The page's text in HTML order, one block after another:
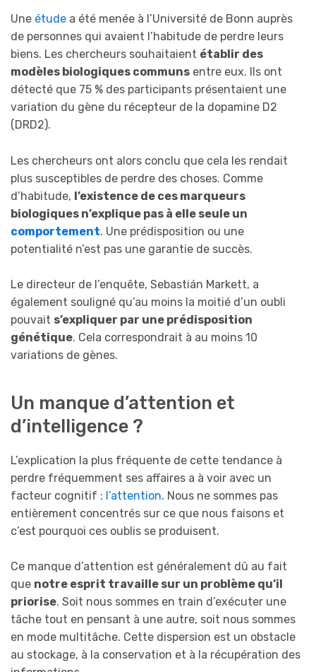
Une étude a été menée à l’Université de Bonn auprès
de personnes qui avaient l’habitude de perdre leurs
biens. Les chercheurs souhaitaient établir des
modèles biologiques communs entre eux. Ils ont
détecté que 75 % des participants présentaient une
variation du gène du récepteur de la dopamine D2
(DRD2).
Les chercheurs ont alors conclu que cela les rendait
plus susceptibles de perdre des choses. Comme
d’habitude, l’existence de ces marqueurs
biologiques n’explique pas à elle seule un
comportement. Une prédisposition ou une
potentialité n’est pas une garantie de succès.
Le directeur de l’enquête, Sebastián Markett, a
également souligné qu’au moins la moitié d’un oubli
pouvait s’expliquer par une prédisposition
génétique. Cela correspondrait à au moins 10
variations de gènes.
Un manque d’attention et
d’intelligence ?
L’explication la plus fréquente de cette tendance à
perdre fréquemment ses affaires a à voir avec un
facteur cognitif : l’attention. Nous ne sommes pas
entièrement concentrés sur ce que nous faisons et
c’est pourquoi ces oublis se produisent.
Ce manque d’attention est généralement dû au fait
que notre esprit travaille sur un problème qu’il
priorise. Soit nous sommes en train d’exécuter une
tâche tout en pensant à une autre, soit nous sommes
en mode multitâche. Cette dispersion est un obstacle
au stockage, à la conservation et à la récupération des